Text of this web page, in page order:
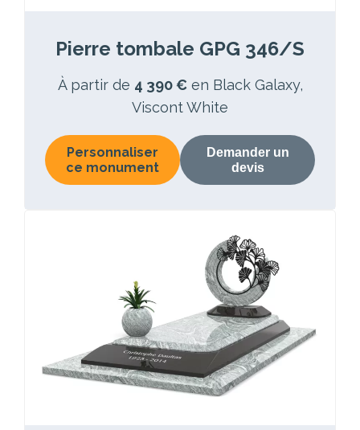
Pierre tombale GPG 346/S
À partir de 4 390 € en Black Galaxy,
Viscont White
Personnaliser
ce monument
Demander un
devis